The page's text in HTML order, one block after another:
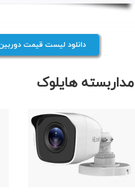
دانلود لیست قیمت
هایلوک